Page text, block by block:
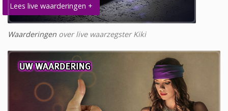
Lees live waarderingen +
Waarderingen over live waarzegster Kiki